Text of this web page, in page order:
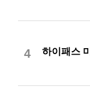
4 하이패스